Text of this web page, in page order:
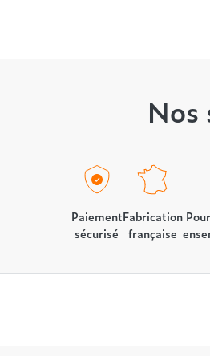
Nos
Paiement
sécurisé
Fabrication
française